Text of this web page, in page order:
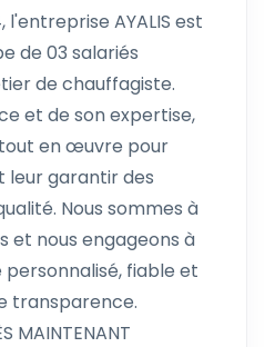
l'entreprise AYALIS est
de 03 salariés
de chauffagiste.
et de son expertise,
en œuvre pour
leur garantir des
Nous sommes à
et nous engageons à
fiable et
transparence.
MAINTENANT